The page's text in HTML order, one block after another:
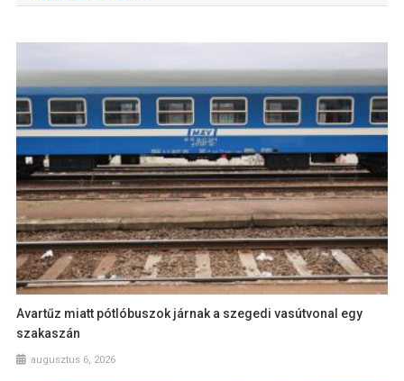
Avartűz miatt pótlóbuszok járnak a szegedi vasútvonal egy
szakaszán
augusztus 6, 2026